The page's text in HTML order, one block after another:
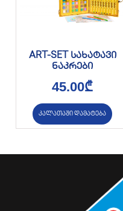
ART-SET სახატავი
ნაკრები
45.00₾
კალათაში დამატება